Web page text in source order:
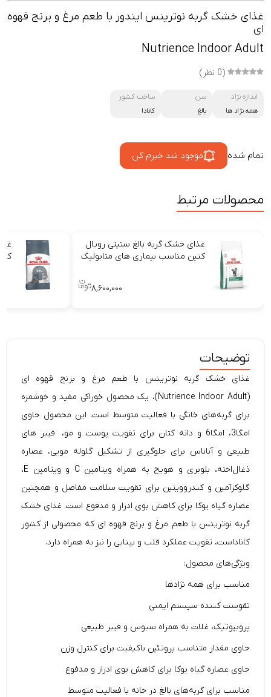
غذای خشک گربه نوترینس ایندور با طعم مرغ و برنج قهوه
ای
Nutrience Indoor Adult
(0 نظر)
اندازه نژاد
همه نژاد ها
سن
بالغ
ساخت کشور
کانادا
تمام شده موجود شد خبرم کن
محصولات مرتبط
غذای خشک گربه بالغ ستیتی رویال
کنین مناسب بیماری های متابولیک
۸,۶۰۰,۰۰۰
توضیحات
غذای خشک گربه نوترینس با طعم مرغ و برنج قهوه ای
(Nutrience Indoor Adult)، یک محصول خوراکی مفید و خوشمزه
برای گربه‌های خانگی با فعالیت متوسط است. این محصول حاوی
امگا3، امگا6 و دانه کتان برای تقویت پوست و مو، فیبر های
طبیعی و آناناس برای جلوگیری از تشکیل گلوله مویی، عصاره
ذغال‌اخته، بلوبری و هویج به همراه ویتامین C و ویتامین E،
گلوکزآمین و کندروویتین برای تقویت سلامت مفاصل و همچنین
عصاره گیاه یوکا برای کاهش بوی ادرار و مدفوع است. غذای خشک
گربه نوترینس با طعم مرغ و برنج قهوه ای که محصولی از کشور
کاناداست، تقویت عملکرد قلب و بینایی را نیز به همراه دارد.
ویژگی‌های محصول:
مناسب برای همه نژادها
تقوست کننده سیستم ایمنی
پروبیوتیک، غلات به همراه سبوس و فیبر طبیعی
حاوی مقدار متناسب پروتئین باکیفیت برای کنترل وزن
حاوی عصاره گیاه یوکا برای کاهش بوی ادرار و مدفوع
مناسب برای گربه‌های بالغ در خانه با فعالیت متوسط